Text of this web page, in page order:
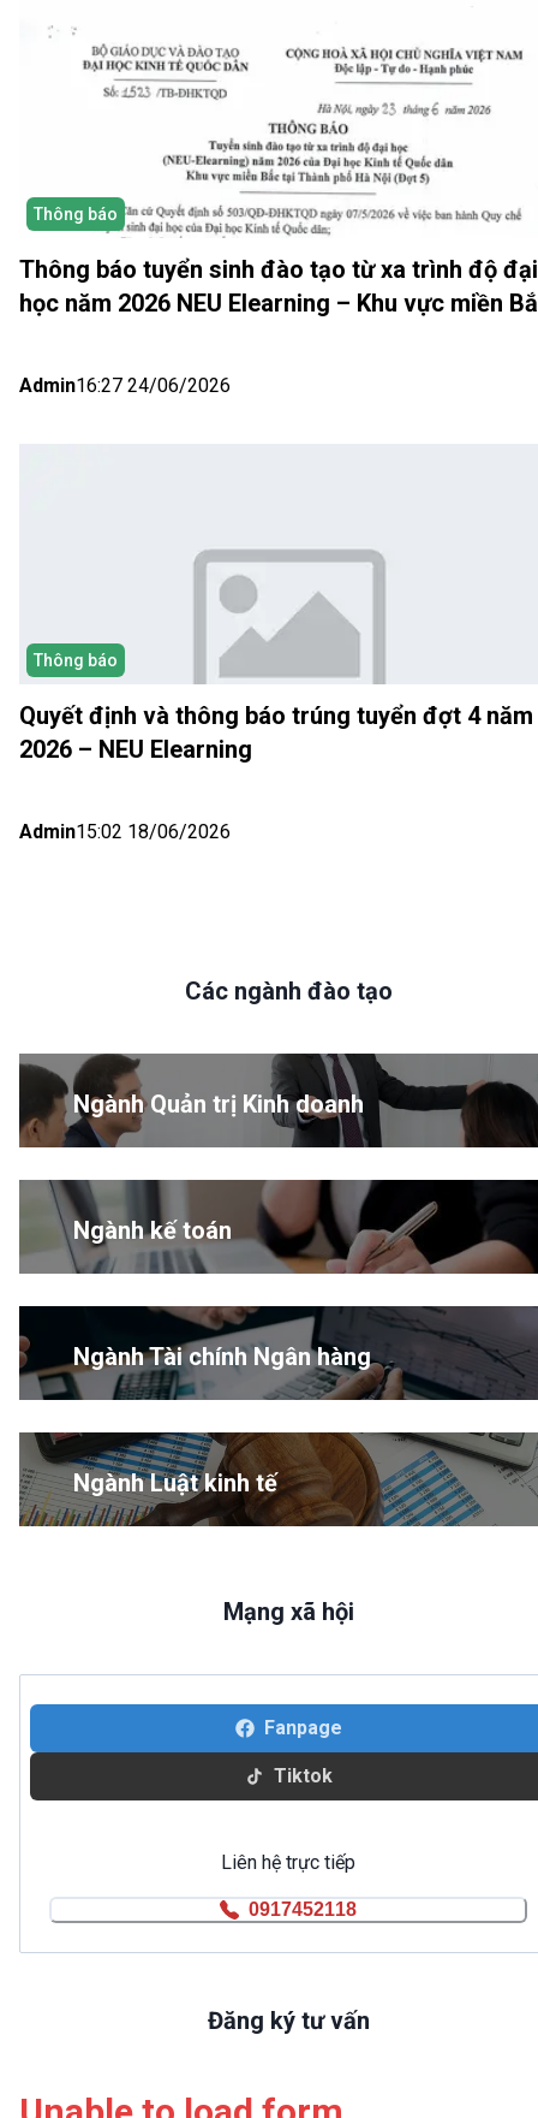
Thông báo
Thông báo tuyển sinh đào tạo từ xa trình độ đại
học năm 2026 NEU Elearning – Khu vực miền
Admin16:27 24/06/2026
Thông báo
Quyết định và thông báo trúng tuyển đợt 4 năm
2026 – NEU Elearning
Admin15:02 18/06/2026
Các ngành đào tạo
Ngành Quản trị Kinh doanh
Ngành kế toán
Ngành Tài chính Ngân hàng
Ngành Luật kinh tế
Mạng xã hội
Fanpage
Tiktok
Liên hệ trực tiếp
0917452118
Đăng ký tư vấn